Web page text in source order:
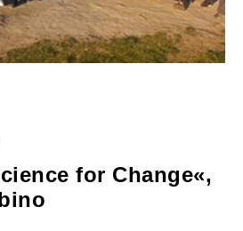
for Change«,